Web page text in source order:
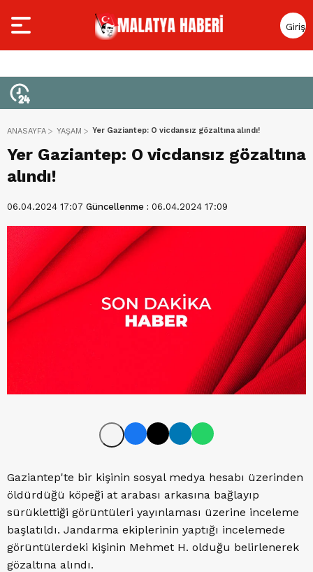
Giriş
Yap
ANASAYFA YAŞAM Yer Gaziantep: O vicdansız gözaltına alındı!
Yer Gaziantep: O vicdansız gözaltına
alındı!
06.04.2024 17:07 Güncellenme : 06.04.2024 17:09
Gaziantep'te bir kişinin sosyal medya hesabı üzerinden
öldürdüğü köpeği at arabası arkasına bağlayıp
sürüklettiği görüntüleri yayınlaması üzerine inceleme
başlatıldı. Jandarma ekiplerinin yaptığı incelemede
görüntülerdeki kişinin Mehmet H. olduğu belirlenerek
gözaltına alındı.